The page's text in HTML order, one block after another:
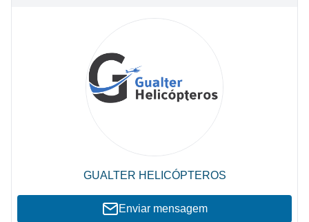
GUALTER HELICÓPTEROS
Enviar mensagem